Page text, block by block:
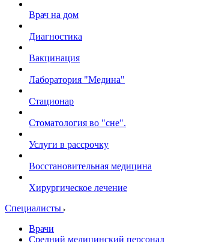
Врач на дом
Диагностика
Вакцинация
Лаборатория "Медина"
Стационар
Стоматология во "сне".
Услуги в рассрочку
Восстановительная медицина
Хирургическое лечение
Специалисты
Врачи
Средний медицинский персонал